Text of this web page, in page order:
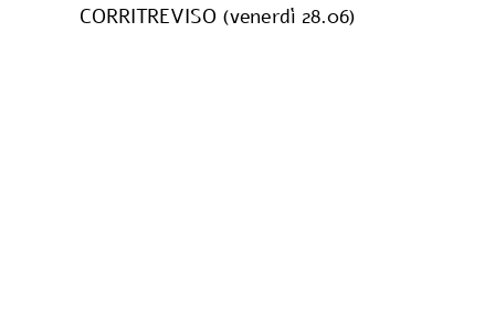
CORRITREVISO (venerdì 28.06)